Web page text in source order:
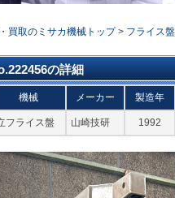
買取のミサカ機械トップ > フライス盤
の詳細
機械 メーカー 製造年
フライス盤 山崎技研 1992